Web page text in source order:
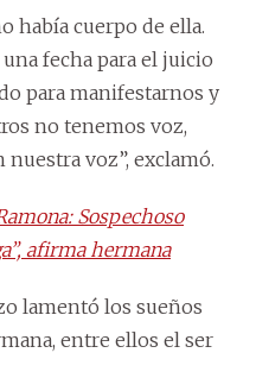
había cuerpo de ella.
fecha para el juicio
para manifestarnos y
no tenemos voz,
voz”, exclamó.
Sospechoso
afirma hermana
lamentó los sueños
entre ellos el ser